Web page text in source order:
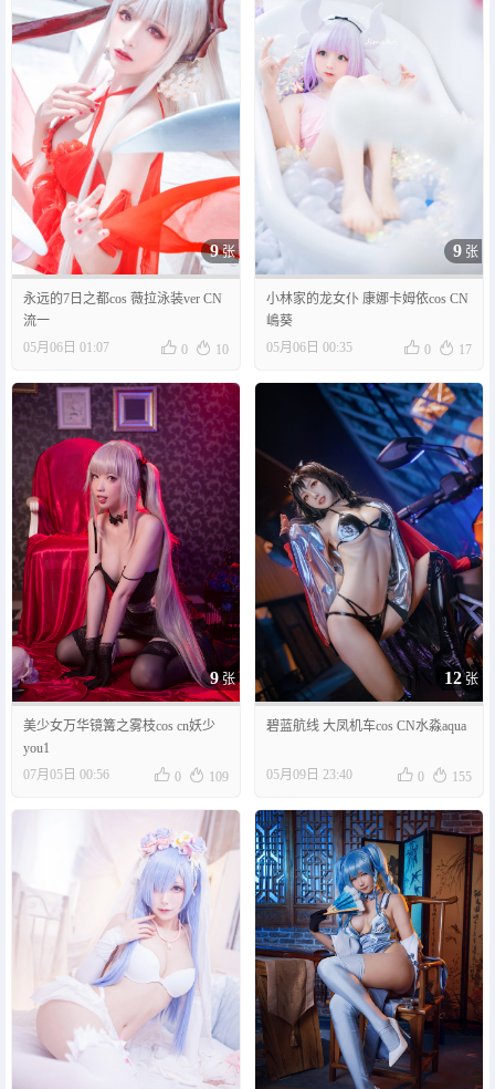
9 张
永远的7日之都cos 薇拉泳装ver CN
流一
05月06日 01:07
 0  10
9 张
小林家的龙女仆 康娜卡姆依cos CN
嶋葵
05月06日 00:35
 0  17
9 张
美少女万华镜篝之雾枝cos cn妖少
you1
07月05日 00:56
 0  109
12 张
碧蓝航线 大凤机车cos CN水淼aqua
05月09日 23:40  0  155